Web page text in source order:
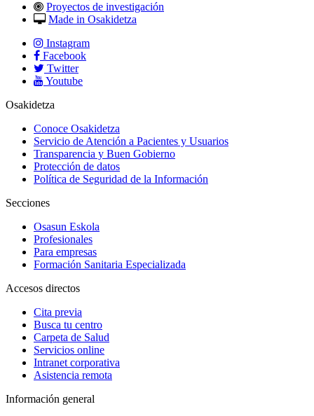
Proyectos de investigación
Made in Osakidetza
Instagram
Facebook
Twitter
Youtube
Osakidetza
Conoce Osakidetza
Servicio de Atención a Pacientes y Usuarios
Transparencia y Buen Gobierno
Protección de datos
Política de Seguridad de la Información
Secciones
Osasun Eskola
Profesionales
Para empresas
Formación Sanitaria Especializada
Accesos directos
Cita previa
Busca tu centro
Carpeta de Salud
Servicios online
Intranet corporativa
Asistencia remota
Información general